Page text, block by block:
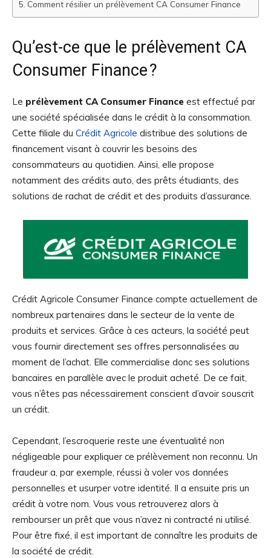
Comment résilier un prélèvement CA Consumer Finance
Qu’est-ce que le prélèvement CA
Consumer Finance ?
Le prélèvement CA Consumer Finance est effectué par
une société spécialisée dans le crédit à la consommation.
Cette filiale du Crédit Agricole distribue des solutions de
financement visant à couvrir les besoins des
consommateurs au quotidien. Ainsi, elle propose
notamment des crédits auto, des prêts étudiants, des
solutions de rachat de crédit et des produits d’assurance.
Crédit Agricole Consumer Finance compte actuellement de
nombreux partenaires dans le secteur de la vente de
produits et services. Grâce à ces acteurs, la société peut
vous fournir directement ses offres personnalisées au
moment de l’achat. Elle commercialise donc ses solutions
bancaires en parallèle avec le produit acheté. De ce fait,
vous n’êtes pas nécessairement conscient d’avoir souscrit
un crédit.
Cependant, l’escroquerie reste une éventualité non
négligeable pour expliquer ce prélèvement non reconnu. Un
fraudeur a, par exemple, réussi à voler vos données
personnelles et usurper votre identité. Il a ensuite pris un
crédit à votre nom. Vous vous retrouverez alors à
rembourser un prêt que vous n’avez ni contracté ni utilisé.
Pour être fixé, il est important de connaître les produits de
la société de crédit.